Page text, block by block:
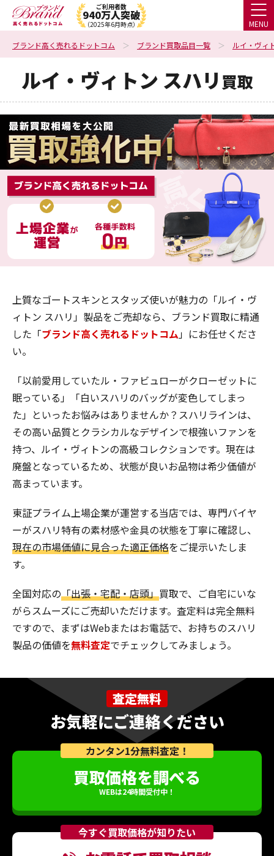
ご利用者数
940万人突破
（2025年6月時点） MENU
ブランド高く売れるドットコム ブランド買取品目一覧 ルイ・ヴィ
ルイ・ヴィトン スハリ 買取
上質なゴートスキンとスタッズ使いが魅力の「ルイ・ヴ
ィトン スハリ」製品をご売却なら、ブランド買取に精通
した「ブランド高く売れるドットコム」にお任せくださ
い。
「以前愛用していたル・ファビュローがクローゼットに
眠っている」「白いスハリのバッグが変色してしまっ
た」といったお悩みはありませんか？スハリラインは、
その高い品質とクラシカルなデザインで根強いファンを
持つ、ルイ・ヴィトンの高級コレクションです。現在は
廃盤となっているため、状態が良いお品物は希少価値が
高まっています。
東証プライム上場企業が運営する当店では、専門バイヤ
ーがスハリ特有の素材感や金具の状態を丁寧に確認し、
現在の市場価値に見合った適正価格をご提示いたしま
す。
全国対応の「出張・宅配・店頭」買取で、ご自宅にいな
がらスムーズにご売却いただけます。査定料は完全無料
ですので、まずはWebまたはお電話で、お持ちのスハリ
製品の価値を無料査定でチェックしてみましょう。
査定無料
お気軽にご連絡ください
カンタン1分無料査定！
買取価格を調べる
WEBは24時間受付中！
今すぐ買取価格が知りたい